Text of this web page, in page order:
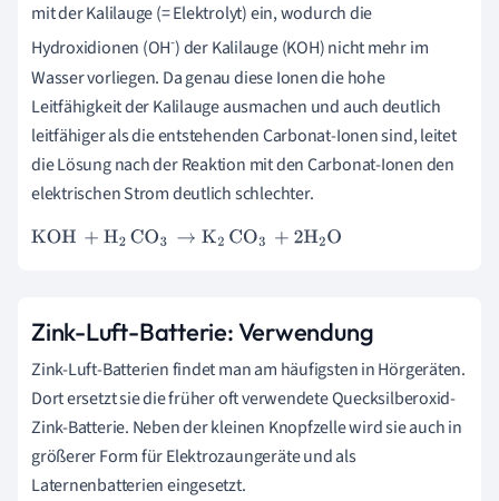
mit der Kalilauge (= Elektrolyt) ein, wodurch die
Hydroxidionen (OH-) der Kalilauge (KOH) nicht mehr im
Wasser vorliegen. Da genau diese Ionen die hohe
Leitfähigkeit der Kalilauge ausmachen und auch deutlich
leitfähiger als die entstehenden Carbonat-Ionen sind, leitet
die Lösung nach der Reaktion mit den Carbonat-Ionen den
elektrischen Strom deutlich schlechter.
KOH+H 2CO3→K2CO 3+2 H2O
Zink-Luft-Batterie: Verwendung
Zink-Luft-Batterien findet man am häufigsten in Hörgeräten.
Dort ersetzt sie die früher oft verwendete Quecksilberoxid-
Zink-Batterie. Neben der kleinen Knopfzelle wird sie auch in
größerer Form für Elektrozaungeräte und als
Laternenbatterien eingesetzt.